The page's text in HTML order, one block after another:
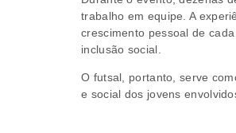
trabalho em equipe. A
crescimento pessoal de
inclusão social.
O futsal, portanto, serve
e social dos jovens